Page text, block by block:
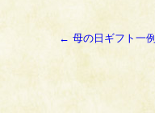
← 母の日ギフト一例